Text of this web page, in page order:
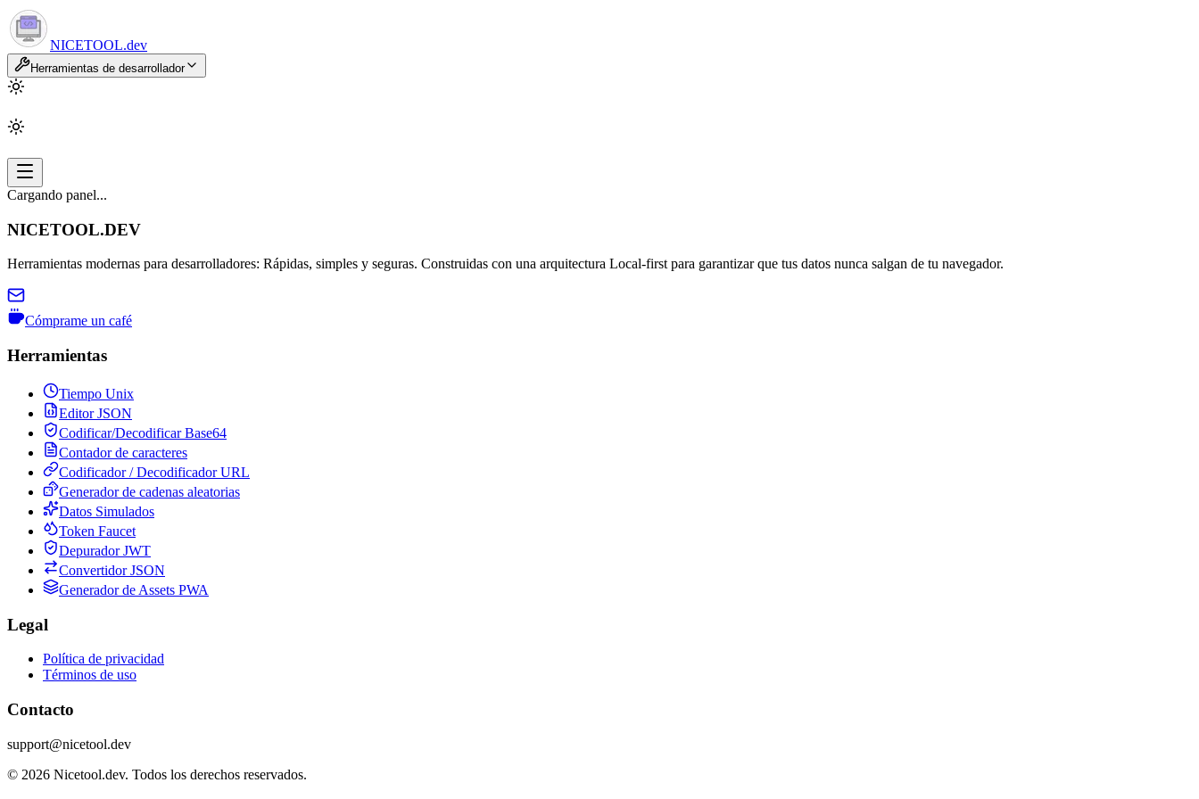
NICETOOL.dev
Herramientas de desarrollador
Cargando panel...
NICETOOL.DEV
Herramientas modernas para desarrolladores: Rápidas, simples y seguras. Construidas con una arquitectura Local-first para garantizar que tus datos nunca salgan de tu navegador.
Cómprame un café
Herramientas
Tiempo Unix
Editor JSON
Codificar/Decodificar Base64
Contador de caracteres
Codificador / Decodificador URL
Generador de cadenas aleatorias
Datos Simulados
Token Faucet
Depurador JWT
Convertidor JSON
Generador de Assets PWA
Legal
Política de privacidad
Términos de uso
Contacto
support@nicetool.dev
© 2026 Nicetool.dev. Todos los derechos reservados.